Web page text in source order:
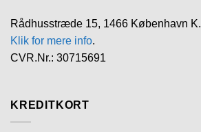
Rådhusstræde 15, 1466 København K.
Klik for mere info.
CVR.Nr.: 30715691
KREDITKORT